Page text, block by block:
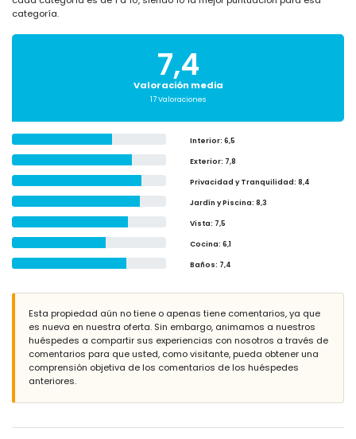
categoría.
7,4
Valoración media
17 Valoraciones
Interior: 6,5
Exterior: 7,8
Privacidad y Tranquilidad: 8,4
Jardín y Piscina: 8,3
Vista: 7,5
Cocina: 6,1
Baños: 7,4
Esta propiedad aún no tiene o apenas tiene comentarios, ya que
es nueva en nuestra oferta. Sin embargo, animamos a nuestros
huéspedes a compartir sus experiencias con nosotros a través de
comentarios para que usted, como visitante, pueda obtener una
comprensión objetiva de los comentarios de los huéspedes
anteriores.